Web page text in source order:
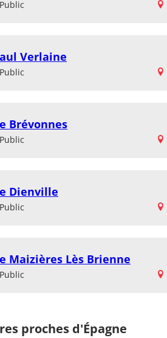
Verlaine
Brévonnes
Dienville
Maizières Lès Brienne
proches d'Épagne